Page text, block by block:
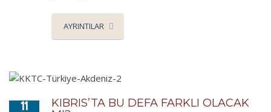
AYRINTILAR
11
KIBRIS’TA BU DEFA FARKLI OLACAK